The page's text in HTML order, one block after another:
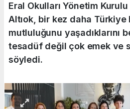
Eral Okulları Yönetim Kurulu
Altıok, bir kez daha Türkiye
mutluluğunu yaşadıklarını
tesadüf değil çok emek ve
söyledi.